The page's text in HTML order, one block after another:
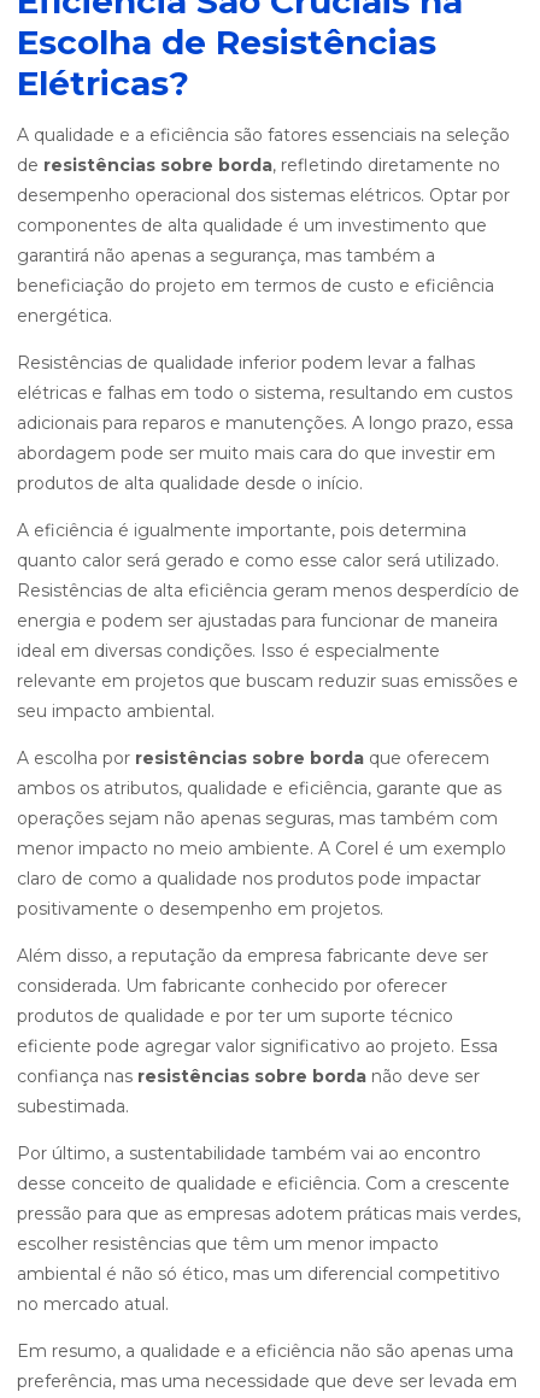
Escolha de Resistências
Elétricas?
A qualidade e a eficiência são fatores essenciais na seleção
de resistências sobre borda, refletindo diretamente no
desempenho operacional dos sistemas elétricos. Optar por
componentes de alta qualidade é um investimento que
garantirá não apenas a segurança, mas também a
beneficiação do projeto em termos de custo e eficiência
energética.
Resistências de qualidade inferior podem levar a falhas
elétricas e falhas em todo o sistema, resultando em custos
adicionais para reparos e manutenções. A longo prazo, essa
abordagem pode ser muito mais cara do que investir em
produtos de alta qualidade desde o início.
A eficiência é igualmente importante, pois determina
quanto calor será gerado e como esse calor será utilizado.
Resistências de alta eficiência geram menos desperdício de
energia e podem ser ajustadas para funcionar de maneira
ideal em diversas condições. Isso é especialmente
relevante em projetos que buscam reduzir suas emissões e
seu impacto ambiental.
A escolha por resistências sobre borda que oferecem
ambos os atributos, qualidade e eficiência, garante que as
operações sejam não apenas seguras, mas também com
menor impacto no meio ambiente. A Corel é um exemplo
claro de como a qualidade nos produtos pode impactar
positivamente o desempenho em projetos.
Além disso, a reputação da empresa fabricante deve ser
considerada. Um fabricante conhecido por oferecer
produtos de qualidade e por ter um suporte técnico
eficiente pode agregar valor significativo ao projeto. Essa
confiança nas resistências sobre borda não deve ser
subestimada.
Por último, a sustentabilidade também vai ao encontro
desse conceito de qualidade e eficiência. Com a crescente
pressão para que as empresas adotem práticas mais verdes,
escolher resistências que têm um menor impacto
ambiental é não só ético, mas um diferencial competitivo
no mercado atual.
Em resumo, a qualidade e a eficiência não são apenas uma
preferência, mas uma necessidade que deve ser levada em